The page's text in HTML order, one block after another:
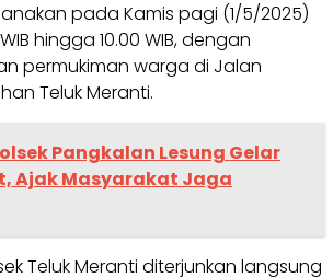
pada Kamis pagi (1/5/2025)
hingga 10.00 WIB, dengan
permukiman warga di Jalan
Teluk Meranti.
Pangkalan Lesung Gelar
Ajak Masyarakat Jaga
Teluk Meranti diterjunkan langsung